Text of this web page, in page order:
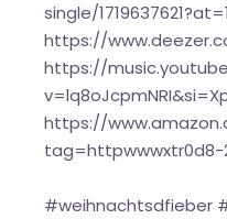
single/
https://
https://
https://
tag=httpwwwxtr0d8-
#weihnachtsdfieber